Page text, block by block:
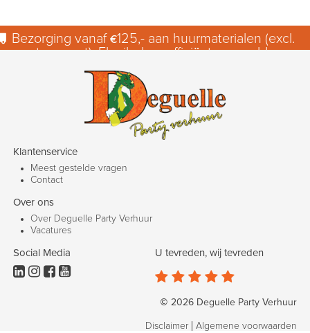
Bezorging vanaf €125,- aan huurmaterialen (excl.
transport). Flexibel en efficiënt geregeld.
Klantenservice
Meest gestelde vragen
Contact
Over ons
Over Deguelle Party Verhuur
Vacatures
Social Media
   
U tevreden, wij tevreden
    
© 2026 Deguelle Party Verhuur
Algemene voorwaarden
Disclaimer